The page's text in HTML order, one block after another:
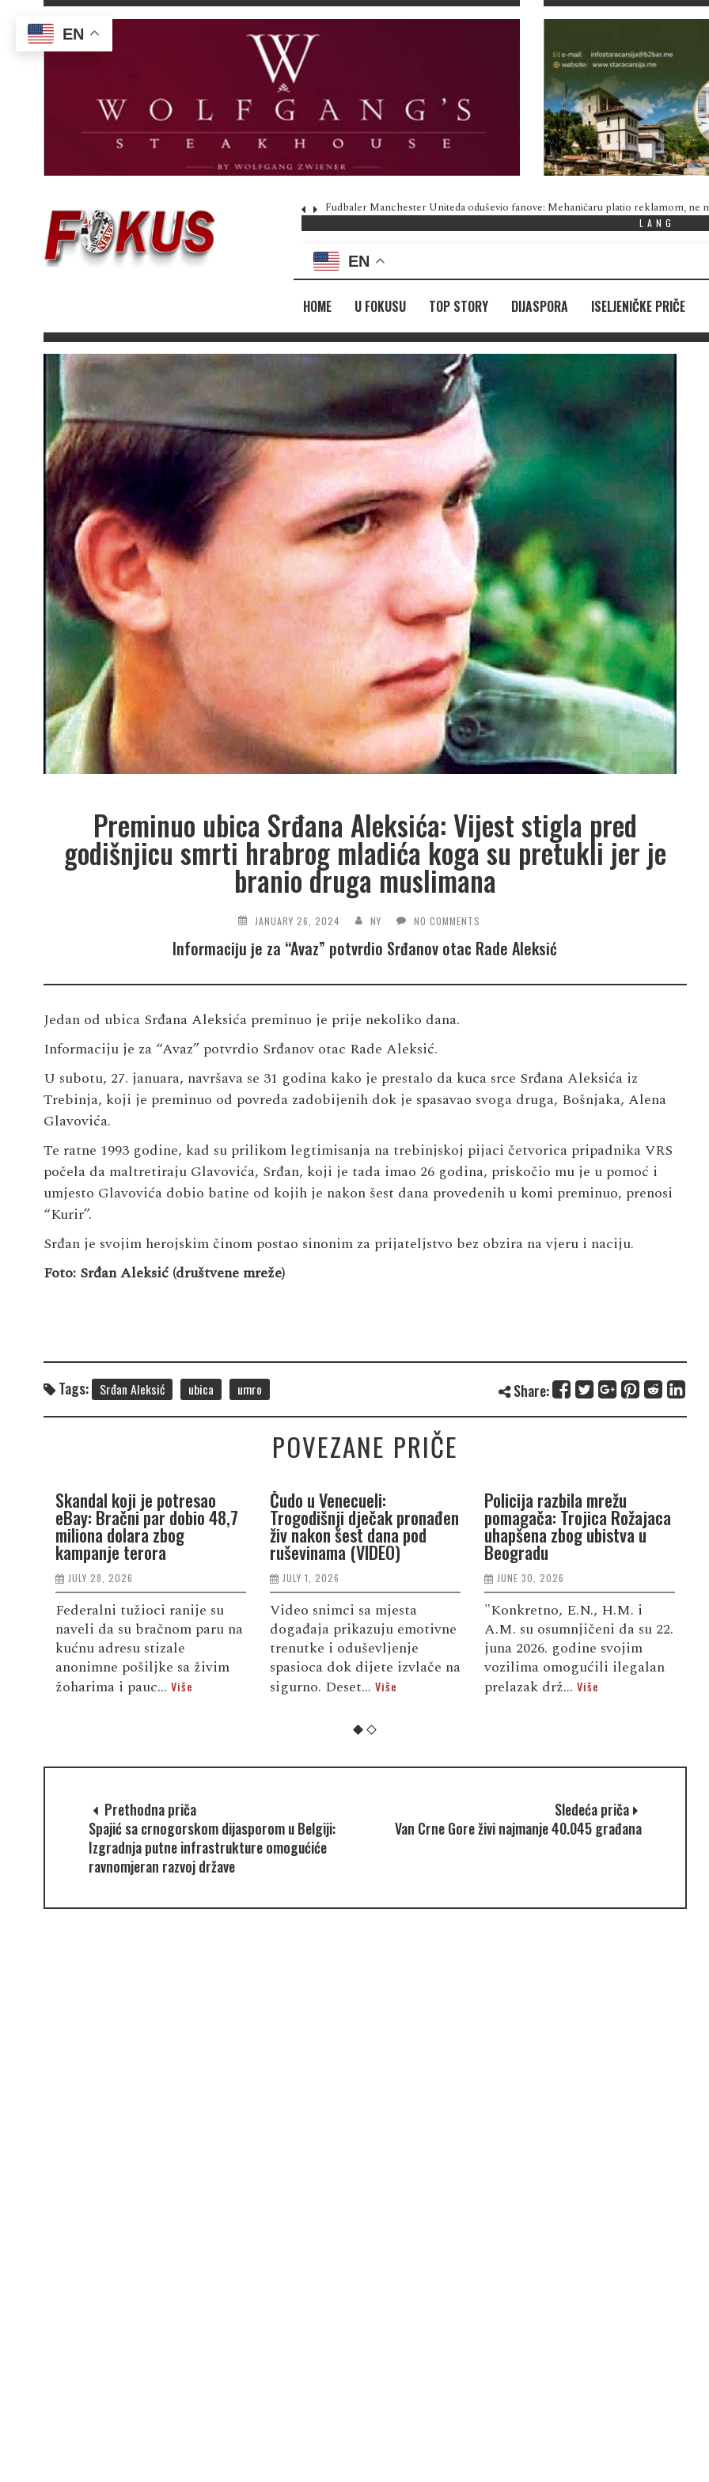
Fudbaler Manchester Uniteda oduševio fanove: Mehaničaru platio reklamom, ne
LANG
EN
HOME U FOKUSU TOP STORY DIJASPORA ISELJENIČKE PRIČE
Preminuo ubica Srđana Aleksića: Vijest stigla pred
godišnjicu smrti hrabrog mladića koga su pretukli jer je
branio druga muslimana
JANUARY 26, 2024 NY NO COMMENTS
Informaciju je za “Avaz” potvrdio Srđanov otac Rade Aleksić
Jedan od ubica Srđana Aleksića preminuo je prije nekoliko dana.
Informaciju je za “Avaz” potvrdio Srđanov otac Rade Aleksić.
U subotu, 27. januara, navršava se 31 godina kako je prestalo da kuca srce Srđana Aleksića iz
Trebinja, koji je preminuo od povreda zadobijenih dok je spasavao svoga druga, Bošnjaka, Alena
Glavovića.
Te ratne 1993 godine, kad su prilikom legtimisanja na trebinjskoj pijaci četvorica pripadnika VRS
počela da maltretiraju Glavovića, Srđan, koji je tada imao 26 godina, priskočio mu je u pomoć i
umjesto Glavovića dobio batine od kojih je nakon šest dana provedenih u komi preminuo, prenosi
“Kurir”.
Srđan je svojim herojskim činom postao sinonim za prijateljstvo bez obzira na vjeru i naciju.
Foto: Srđan Aleksić (društvene mreže)
Tags: Srđan Aleksić ubica umro Share:
POVEZANE PRIČE
Skandal koji je potresao
eBay: Bračni par dobio 48,7
miliona dolara zbog
kampanje terora
JULY 28, 2026
Federalni tužioci ranije su
naveli da su bračnom paru na
kućnu adresu stizale
anonimne pošiljke sa živim
žoharima i pauc... Više
Čudo u Venecueli:
Trogodišnji dječak pronađen
živ nakon šest dana pod
ruševinama (VIDEO)
JULY 1, 2026
Video snimci sa mjesta
događaja prikazuju emotivne
trenutke i oduševljenje
spasioca dok dijete izvlače na
sigurno. Deset... Više
Policija razbila mrežu
pomagača: Trojica Rožajaca
uhapšena zbog ubistva u
Beogradu
JUNE 30, 2026
"Konkretno, E.N., H.M. i
A.M. su osumnjičeni da su 22.
juna 2026. godine svojim
vozilima omogućili ilegalan
prelazak drž... Više
Prethodna priča
Spajić sa crnogorskom dijasporom u Belgiji:
Izgradnja putne infrastrukture omogućiće
ravnomjeran razvoj države
Sledeća priča
Van Crne Gore živi najmanje 40.045 građana
EN